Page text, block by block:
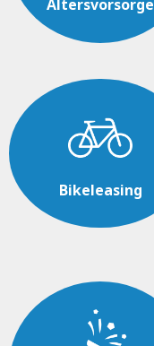
Altersvorsorge
Bikeleasing